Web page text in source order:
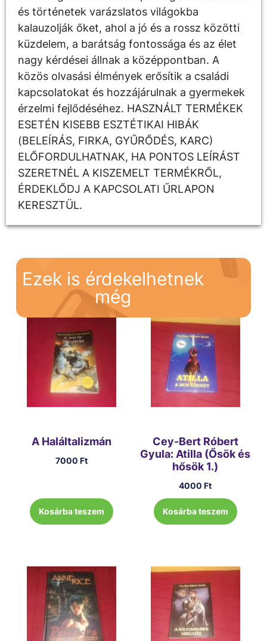
és történetek varázslatos világokba
kalauzolják őket, ahol a jó és a rossz közötti
küzdelem, a barátság fontossága és az élet
nagy kérdései állnak a középpontban. A
közös olvasási élmények erősítik a családi
kapcsolatokat és hozzájárulnak a gyermekek
érzelmi fejlődéséhez. HASZNÁLT TERMÉKEK
ESETÉN KISEBB ESZTÉTIKAI HIBÁK
(BELEÍRÁS, FIRKA, GYŰRŐDÉS, KARC)
ELŐFORDULHATNAK, HA PONTOS LEÍRÁST
SZERETNÉL A KISZEMELT TERMÉKRŐL,
ÉRDEKLŐDJ A KAPCSOLATI ŰRLAPON
KERESZTÜL.
Ezek is érdekelhetnek
még
A Haláltalizmán
7000Ft
Kosárba teszem
Cey-Bert Róbert
Gyula: Atilla (Ősök és
hősök 1.)
4000Ft
Kosárba teszem